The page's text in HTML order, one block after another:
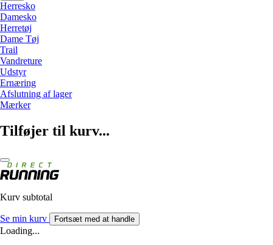
Herresko
Damesko
Herretøj
Dame Tøj
Trail
Vandreture
Udstyr
Ernæring
Afslutning af lager
Mærker
Tilføjer til kurv...
Kurv subtotal
Se min kurv Fortsæt med at handle
Loading...